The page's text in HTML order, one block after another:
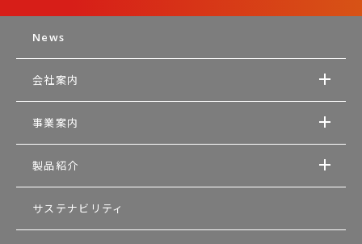
News
会社案内
事業案内
製品紹介
サステナビリティ